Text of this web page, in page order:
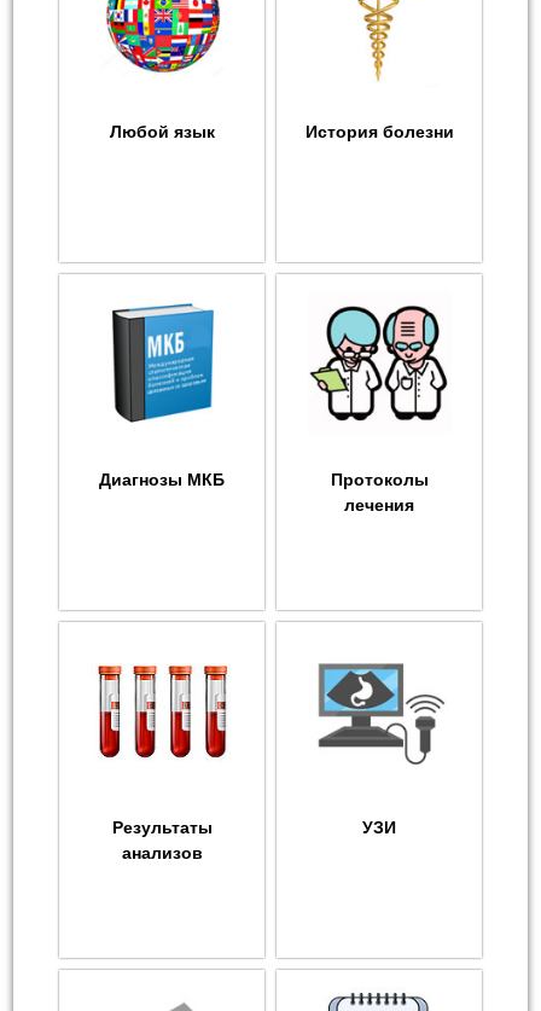
Любой язык История болезни
Диагнозы МКБ
Протоколы
лечения
Результаты
анализов
УЗИ